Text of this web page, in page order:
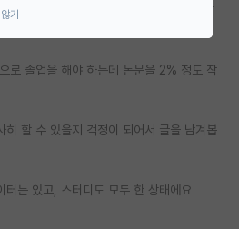
지 않은 곳에 병이 생겼고 저번 달, 이번 달
.
로 졸업을 해야 하는데 논문을 2% 정도 작
히 할 수 있을지 걱정이 되어서 글을 남겨봅
터는 있고, 스터디도 모두 한 상태에요
기